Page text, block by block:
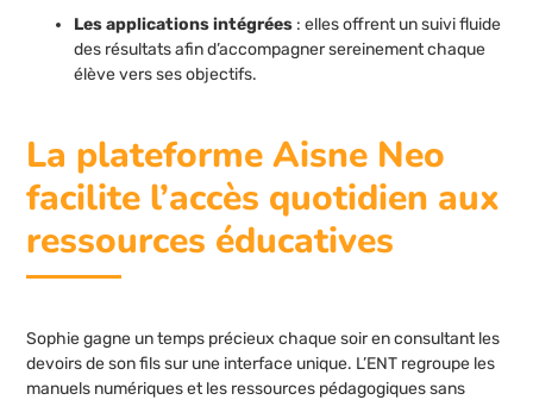
Les applications intégrées : elles offrent un suivi fluide
des résultats afin d’accompagner sereinement chaque
élève vers ses objectifs.
La plateforme Aisne Neo
facilite l’accès quotidien aux
ressources éducatives
Sophie gagne un temps précieux chaque soir en consultant les
devoirs de son fils sur une interface unique. L’ENT regroupe les
manuels numériques et les ressources pédagogiques sans